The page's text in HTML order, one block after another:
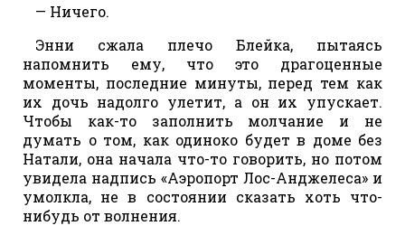
— Ничего.
Энни сжала плечо Блейка, пытаясь
напомнить ему, что это драгоценные
моменты, последние минуты, перед тем как
их дочь надолго улетит, а он их упускает.
Чтобы как-то заполнить молчание и не
думать о том, как одиноко будет в доме без
Натали, она начала что-то говорить, но потом
увидела надпись «Аэропорт Лос-Анджелеса» и
умолкла, не в состоянии сказать хоть что-
нибудь от волнения.